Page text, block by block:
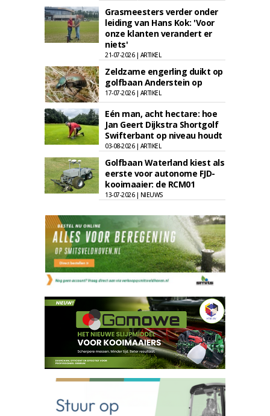
Grasmeesters verder onder
leiding van Hans Kok: 'Voor
onze klanten verandert er
niets'
21-07-2026 | ARTIKEL
Zeldzame engerling duikt op
golfbaan Anderstein op
17-07-2026 | ARTIKEL
Eén man, acht hectare: hoe
Jan Geert Dijkstra Shortgolf
Swifterbant op niveau houdt
03-08-2026 | ARTIKEL
Golfbaan Waterland kiest als
eerste voor autonome FJD-
kooimaaier: de RCM01
13-07-2026 | NIEUWS